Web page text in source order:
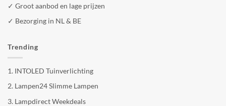
✓ Groot aanbod en lage prijzen
✓ Bezorging in NL & BE
Trending
1. INTOLED Tuinverlichting
2. Lampen24 Slimme Lampen
3. Lampdirect Weekdeals